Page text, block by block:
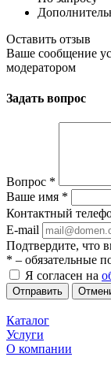
Оставить отзыв
Ваше сообщение
модератором
Задать вопрос
Вопрос *
Ваше имя *
Контактный
E-mail
Подтвердите, что
* – обязательные
Я согласен на
Каталог
Услуги
О компании